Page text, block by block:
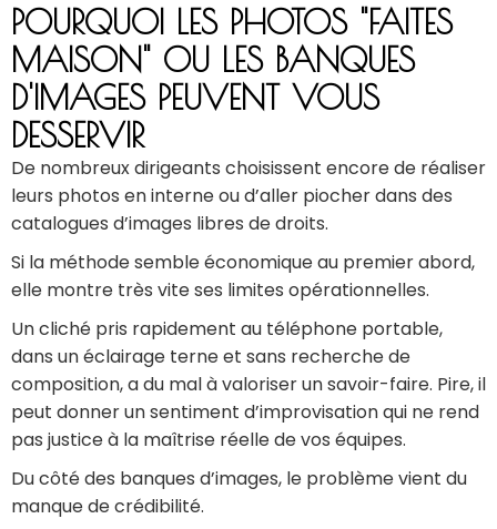
POURQUOI LES PHOTOS "FAITES
MAISON" OU LES BANQUES
D'IMAGES PEUVENT VOUS
DESSERVIR
De nombreux dirigeants choisissent encore de réaliser
leurs photos en interne ou d’aller piocher dans des
catalogues d’images libres de droits.
Si la méthode semble économique au premier abord,
elle montre très vite ses limites opérationnelles.
Un cliché pris rapidement au téléphone portable,
dans un éclairage terne et sans recherche de
composition, a du mal à valoriser un savoir-faire. Pire, il
peut donner un sentiment d’improvisation qui ne rend
pas justice à la maîtrise réelle de vos équipes.
Du côté des banques d’images, le problème vient du
manque de crédibilité.